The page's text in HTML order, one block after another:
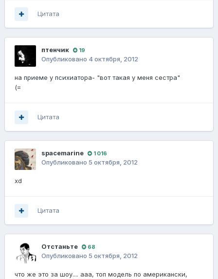
Цитата
птенчик 19
Опубликовано 4 октября, 2012
на приеме у психиатора- "вот такая у меня сестра"
(=
Цитата
spacemarine 1 016
Опубликовано 5 октября, 2012
xd
Цитата
Отстаньте 68
Опубликовано 5 октября, 2012
что же это за шоу.... ааа, топ модель по американски,